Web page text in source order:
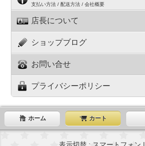
支払い方法 / 配送方法 / 会社概要
店長について
ショップブログ
お問い合せ
プライバシーポリシー
ホーム カート
表示切替 : スマートフォン |